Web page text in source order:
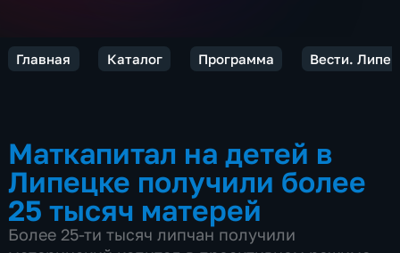
Главная Каталог Программа Вести.
Маткапитал на детей в
Липецке получили более
25 тысяч матерей
Более 25-ти тысяч липчан получили